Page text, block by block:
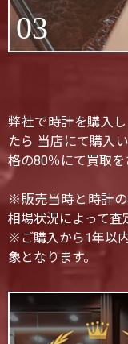
03
弊社で時計を購入
たら 当店にて購入
格の80％にて買取を
※販売当時と時計の
相場状況によって査
※ご購入から1年以
象となります。